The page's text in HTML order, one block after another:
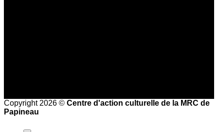
Copyright 2026 © Centre d'action culturelle de la MRC de
Papineau